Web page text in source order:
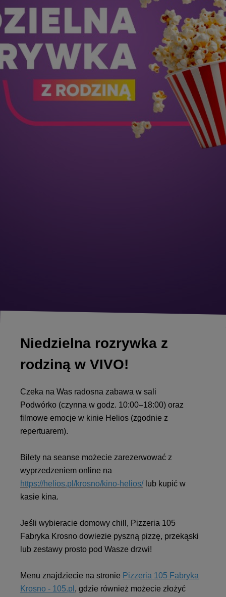
Niedzielna rozrywka z
rodziną w VIVO!
Czeka na Was radosna zabawa w sali
Podwórko (czynna w godz. 10:00–18:00) oraz
filmowe emocje w kinie Helios (zgodnie z
repertuarem).
Bilety na seanse możecie zarezerwować z
wyprzedzeniem online na
https://helios.pl/krosno/kino-helios/lub kupić w
kasie kina.
Jeśli wybieracie domowy chill, Pizzeria 105
Fabryka Krosno dowiezie pyszną pizzę, przekąski
lub zestawy prosto pod Wasze drzwi!
Menu znajdziecie na stronie Pizzeria 105 Fabryka
Krosno - 105.pl , gdzie również możecie złożyć